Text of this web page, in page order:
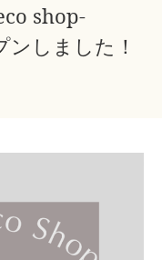
shop-
しました！